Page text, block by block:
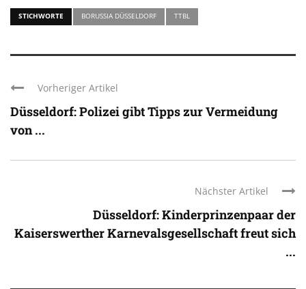
STICHWORTE BORUSSIA DÜSSELDORF TTBL
Vorheriger Artikel
Düsseldorf: Polizei gibt Tipps zur Vermeidung
von ...
Nächster Artikel
Düsseldorf: Kinderprinzenpaar der
Kaiserswerther Karnevalsgesellschaft freut sich
...